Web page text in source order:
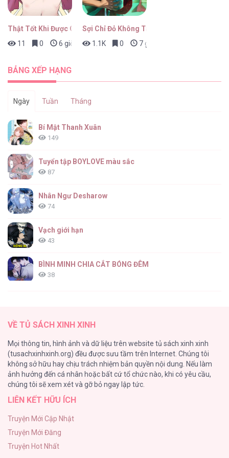
Thật Tốt Khi Được Gặp Em
11
0 6 giờ trước
Sợi Chỉ Đỏ Không Tàn
1.1K
0 7 giờ trước
BẢNG XẾP HẠNG
Ngày Tuần Tháng
Bí Mật Thanh Xuân
149
Tuyển tập BOYLOVE màu sắc
87
Nhân Ngư Desharow
74
Vạch giới hạn
43
BÌNH MINH CHIA CẮT BÓNG ĐÊM
38
26
Rổn Nước Lì
26
Tuyển Tập Manhwa Côn Trùng
Phạm Luật
25
VỀ TỦ SÁCH XINH XINH
Mọi thông tin, hình ảnh và dữ liệu trên website tủ sách xinh xinh
(tusachxinhxinh.org) đều được sưu tầm trên Internet. Chúng tôi
không sở hữu hay chịu trách nhiệm bản quyền nội dung. Nếu làm
ảnh hưởng đến cá nhân hoặc bất cứ tổ chức nào, khi có yêu cầu,
chúng tôi sẽ xem xét và gỡ bỏ ngay lập tức.
LIÊN KẾT HỮU ÍCH
Truyện Mới Cập Nhật
Truyện Mới Đăng
Truyện Hot Nhất